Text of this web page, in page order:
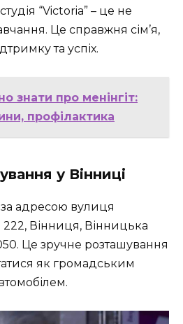
“Victoria” – це не
Це справжня сім’я,
та успіх.
знати про менінгіт:
профілактика
у Вінниці
за адресою вулиця
222, Вінниця, Вінницька
Це зручне розташування
як громадським